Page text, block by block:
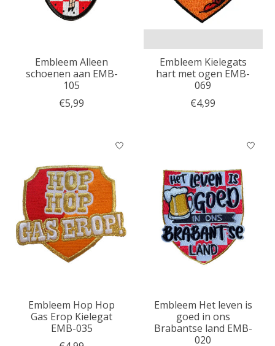
Embleem Alleen
schoenen aan EMB-
105
€5,99
Embleem Kielegats
hart met ogen EMB-
069
€4,99
Embleem Hop Hop
Gas Erop Kielegat
EMB-035
Embleem Het leven is
goed in ons
Brabantse land EMB-
020